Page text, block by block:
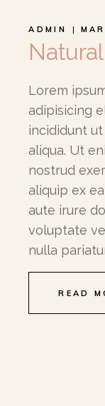
ADMIN
Lorem
adipisicing
incididunt
aliqua. Ut
nostrud
aliquip ex
aute irure
voluptate
nulla
READ